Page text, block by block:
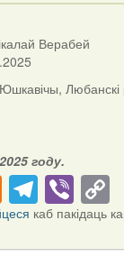
Верабей
Любанскі
году.
Viber
каб пакідаць